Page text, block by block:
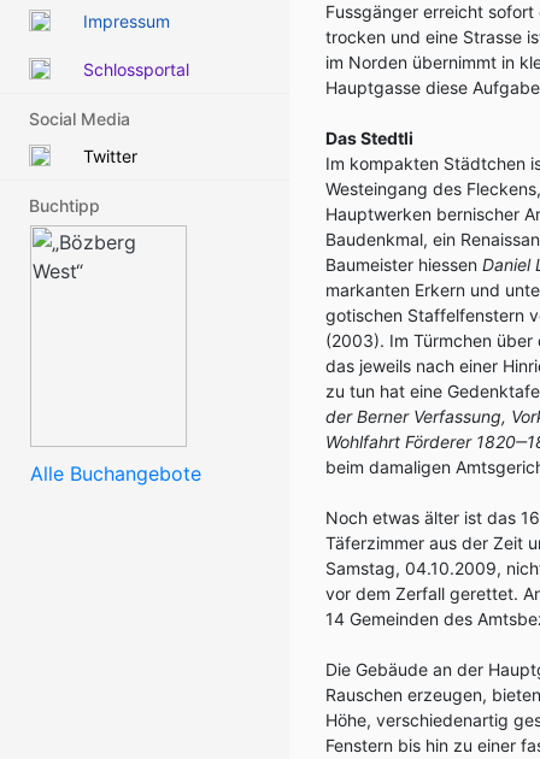
Impressum
Schlossportal
Social Media
Twitter
Buchtipp
Alle Buchangebote
Fussgänger erreicht
trocken und eine Strasse
im Norden übernimmt in
Hauptgasse diese
Das Stedtli
Im kompakten Städtchen
Westeingang des
Hauptwerken bernischer
Baudenkmal, ein
Baumeister hiessen Daniel
markanten Erkern und
gotischen Staffelfenstern
(2003). Im Türmchen
das jeweils nach einer
zu tun hat eine
der Berner Verfassung,
Wohlfahrt Förderer
beim damaligen
Noch etwas älter ist das
Täferzimmer aus der Zeit
Samstag, 04.10.2009,
vor dem Zerfall gerettet.
14 Gemeinden des
Die Gebäude an der
Rauschen erzeugen,
Höhe, verschiedenartig
Fenstern bis hin zu einer